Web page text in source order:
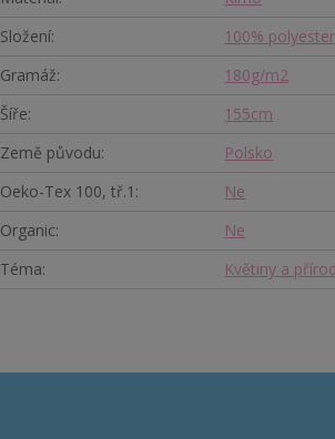
Složení
100% polyester
Gramáž
180g/m2
Šíře
155cm
Země původu
Polsko
Oeko-Tex 100, tř.1
Ne
Organic
Ne
Téma
Květiny a